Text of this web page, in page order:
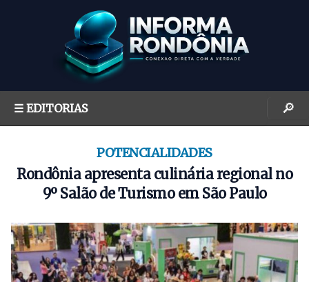
☰ EDITORIAS 🔎
POTENCIALIDADES
Rondônia apresenta culinária regional no
9º Salão de Turismo em São Paulo